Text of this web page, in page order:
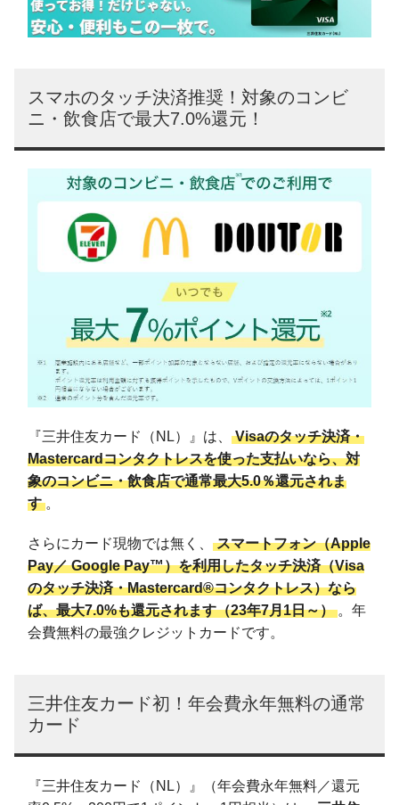
スマホのタッチ決済推奨！対象のコンビ
ニ・飲食店で最大7.0%還元！
『三井住友カード（NL）』は、 Visaのタッチ決済・
Mastercardコンタクトレスを使った支払いなら、対
象のコンビニ・飲食店で通常最大5.0％還元されま
す 。
さらにカード現物では無く、 スマートフォン（Apple
Pay／ Google Pay™）を利用したタッチ決済（Visa
のタッチ決済・Mastercard®コンタクトレス）なら
ば、最大7.0%も還元されます（23年7月1日～） 。年
会費無料の最強クレジットカードです。
三井住友カード初！年会費永年無料の通常
カード
『三井住友カード（NL）』（年会費永年無料／還元